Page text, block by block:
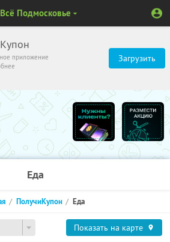
приложение
Загрузить
Всё Подмосковье
Еда
ПолучиКупон Еда
Показать на карте